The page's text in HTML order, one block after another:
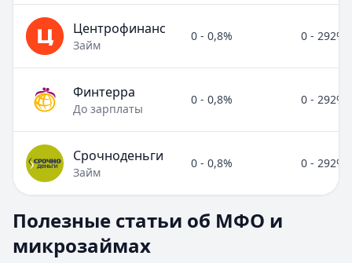
Центрофинанс
Займ
0 - 0,8% 0 - 292%
Финтерра
До зарплаты
0 - 0,8% 0 - 292%
Срочноденьги
Займ
0 - 0,8% 0 - 292%
Раздел:МФО и микрозаймы. Всего статей: 8.
Займ под расписку
Полезные статьи об МФО и
микрозаймах